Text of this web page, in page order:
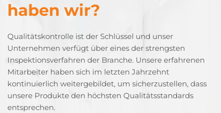
haben wir?
Qualitätskontrolle ist der Schlüssel und unser
Unternehmen verfügt über eines der strengsten
Inspektionsverfahren der Branche. Unsere erfahrenen
Mitarbeiter haben sich im letzten Jahrzehnt
kontinuierlich weitergebildet, um sicherzustellen, dass
unsere Produkte den höchsten Qualitätsstandards
entsprechen.